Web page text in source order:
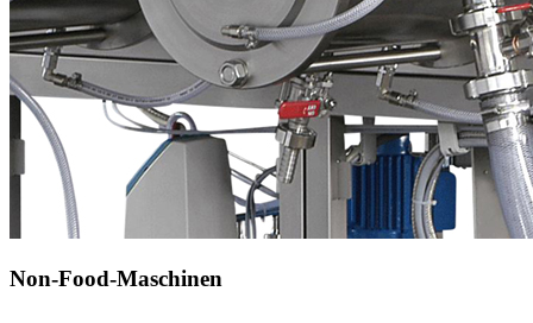
Non-Food-Maschinen